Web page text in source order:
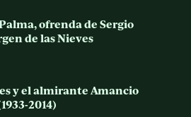
ofrenda de Sergio
de las Nieves
y el almirante Amancio
2014)